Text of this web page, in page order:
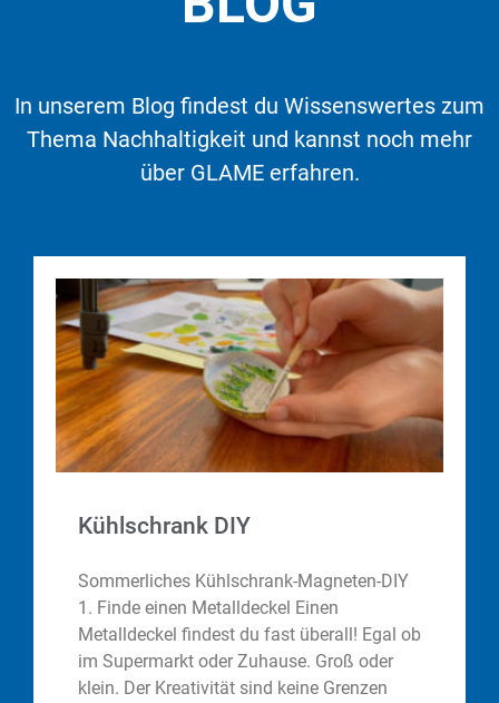
In unserem Blog findest du Wissenswertes zum
Thema Nachhaltigkeit und kannst noch mehr
über GLAME erfahren.
Kühlschrank DIY
Sommerliches Kühlschrank-Magneten-DIY
1. Finde einen Metalldeckel Einen
Metalldeckel findest du fast überall! Egal ob
im Supermarkt oder Zuhause. Groß oder
klein. Der Kreativität sind keine Grenzen